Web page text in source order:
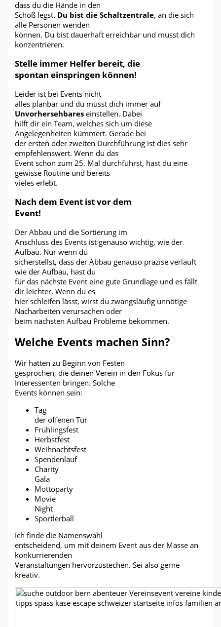
dass du die Hände in den
Schoß legst. Du bist die Schaltzentrale, an die sich
alle Personen wenden
können. Du bist dauerhaft erreichbar und musst dich
konzentrieren.
Stelle immer Helfer bereit, die
spontan einspringen können!
Leider ist bei Events nicht
alles planbar und du musst dich immer auf
Unvorhersehbares einstellen. Dabei
hilft dir ein Team, welches sich um diese
Angelegenheiten kümmert. Gerade bei
der ersten oder zweiten Durchführung ist dies sehr
empfehlenswert. Wenn du das
Event schon zum 25. Mal durchführst, hast du eine
gewisse Routine und bereits
vieles erlebt.
Nach dem Event ist vor dem
Event!
Der Abbau und die Sortierung im
Anschluss des Events ist genauso wichtig, wie der
Aufbau. Nur wenn du
sicherstellst, dass der Abbau genauso präzise verläuft
wie der Aufbau, hast du
für das nächste Event eine gute Grundlage und es fällt
dir leichter. Wenn du es
hier schleifen lässt, wirst du zwangsläufig unnötige
Nacharbeiten verursachen oder
beim nächsten Aufbau Probleme bekommen.
Welche Events machen Sinn?
Wir hatten zu Beginn von Festen
gesprochen, die deinen Verein in den Fokus für
Interessenten bringen. Solche
Events können sein:
Tag
der offenen Tür
Frühlingsfest
Herbstfest
Weihnachtsfest
Spendenlauf
Charity
Gala
Mottoparty
Movie
Night
Sportlerball
Ich finde die Namenswahl
entscheidend, um mit deinem Event aus der Masse an
konkurrierenden
Veranstaltungen hervorzustechen. Sei also gerne
kreativ.